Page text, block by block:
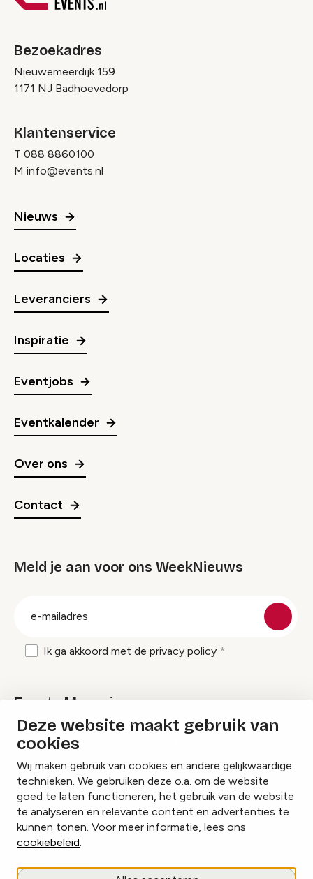
Deze website maakt gebruik van
cookies
Wij maken gebruik van cookies en andere gelijkwaardige
technieken. We gebruiken deze o.a. om de website
goed te laten functioneren, het gebruik van de website
te analyseren en relevante content en advertenties te
kunnen tonen. Voor meer informatie, lees ons
cookiebeleid.
Bezoekadres
Nieuwemeerdijk 159
1171 NJ Badhoevedorp
Klantenservice
T 088 8860100
M info@events.nl
Nieuws
Locaties
Leveranciers
Inspiratie
Eventjobs
Eventkalender
Over ons
Contact
Meld je aan voor ons WeekNieuws
Ik ga akkoord met de privacy policy
Events Magazine
Ik ontvang graag Events Magazine
InstagramFacebookLinkedIn
Cookies beheren